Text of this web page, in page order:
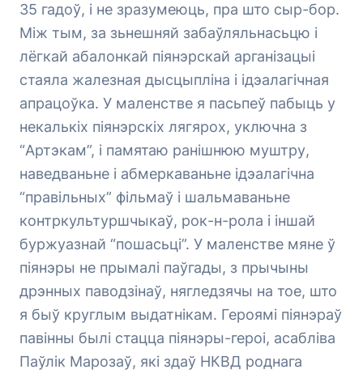
35 гадоў, і не зразумеюць, пра што сыр-бор.
Між тым, за зьнешняй забаўляльнасьцю і
лёгкай абалонкай піянэрскай арганізацыі
стаяла жалезная дысцыпліна і ідэалагічная
апрацоўка. У маленстве я пасьпеў пабыць у
некалькіх піянэрскіх лягярох, уключна з
“Артэкам”, і памятаю ранішнюю муштру,
наведваньне і абмеркаваньне ідэалагічна
“правільных” фільмаў і шальмаваньне
контркультуршчыкаў, рок-н-рола і іншай
буржуазнай “пошасьці”. У маленстве мяне ў
піянэры не прымалі паўгады, з прычыны
дрэнных паводзінаў, нягледзячы на тое, што
я быў круглым выдатнікам. Героямі піянэраў
павінны былі стацца піянэры-героі, асабліва
Паўлік Марозаў, які здаў НКВД роднага